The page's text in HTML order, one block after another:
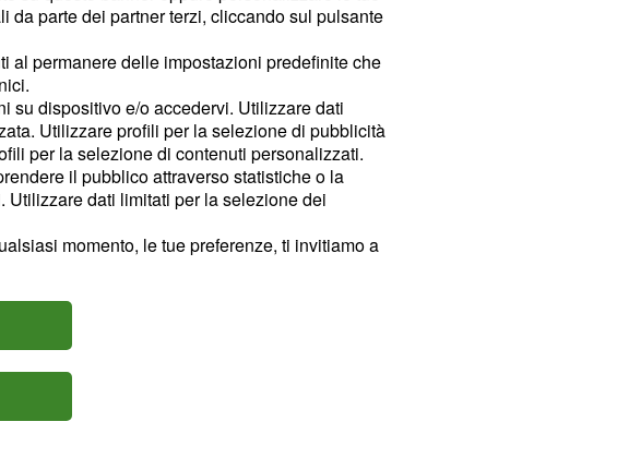
da parte dei partner terzi, cliccando sul pulsante
al permanere delle impostazioni predefinite che
su dispositivo e/o accedervi. Utilizzare dati
Utilizzare profili per la selezione di pubblicità
per la selezione di contenuti personalizzati.
il pubblico attraverso statistiche o la
dati limitati per la selezione dei
momento, le tue preferenze, ti invitiamo a